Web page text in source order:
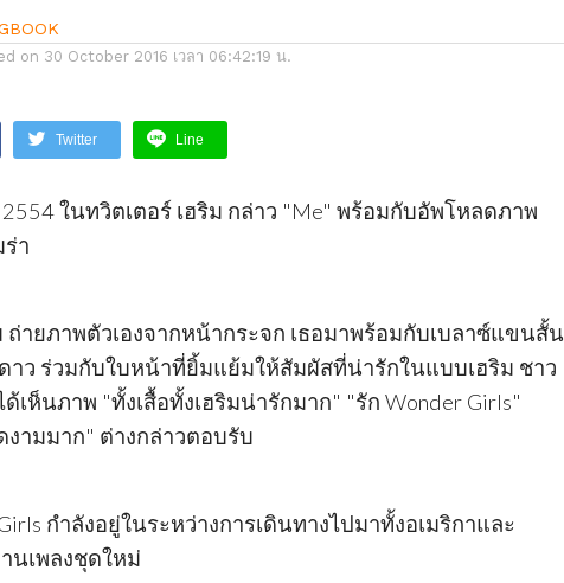
on 30 October 2016 เวลา 06:42:19 น.
Twitter Line
ในทวิตเตอร์ เฮริม กล่าว "Me" พร้อมกับอัพโหลดภาพ
า
ถ่ายภาพตัวเองจากหน้ากระจก เธอมาพร้อมกับเบลาซ์แขนสั้น
าว ร่วมกับใบหน้าที่ยิ้มแย้มให้สัมผัสที่น่ารักในแบบเฮริม ชาว
ด้เห็นภาพ "ทั้งเสื้อทั้งเฮริมน่ารักมาก" "รัก Wonder Girls"
งามมาก" ต่างกล่าวตอบรับ
กำลังอยู่ในระหว่างการเดินทางไปมาทั้งอเมริกาและ
นเพลงชุดใหม่